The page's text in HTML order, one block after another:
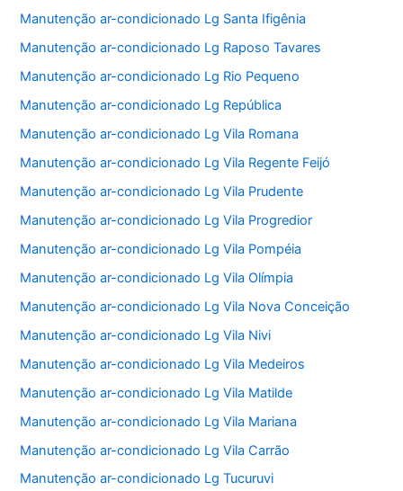
Manutenção ar-condicionado Lg Santa Ifigênia
Manutenção ar-condicionado Lg Raposo Tavares
Manutenção ar-condicionado Lg Rio Pequeno
Manutenção ar-condicionado Lg República
Manutenção ar-condicionado Lg Vila Romana
Manutenção ar-condicionado Lg Vila Regente Feijó
Manutenção ar-condicionado Lg Vila Prudente
Manutenção ar-condicionado Lg Vila Progredior
Manutenção ar-condicionado Lg Vila Pompéia
Manutenção ar-condicionado Lg Vila Olímpia
Manutenção ar-condicionado Lg Vila Nova Conceição
Manutenção ar-condicionado Lg Vila Nivi
Manutenção ar-condicionado Lg Vila Medeiros
Manutenção ar-condicionado Lg Vila Matilde
Manutenção ar-condicionado Lg Vila Mariana
Manutenção ar-condicionado Lg Vila Carrão
Manutenção ar-condicionado Lg Tucuruvi